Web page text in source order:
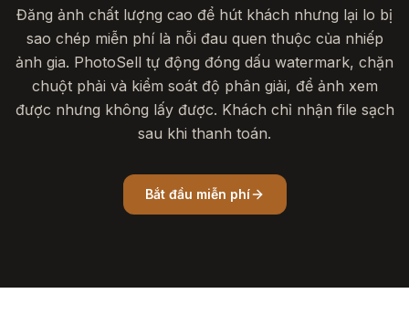
Đăng ảnh chất lượng cao để hút khách nhưng lại lo bị
sao chép miễn phí là nỗi đau quen thuộc của nhiếp
ảnh gia. PhotoSell tự động đóng dấu watermark, chặn
chuột phải và kiểm soát độ phân giải, để ảnh xem
được nhưng không lấy được. Khách chỉ nhận file sạch
sau khi thanh toán.
Bắt đầu miễn phí